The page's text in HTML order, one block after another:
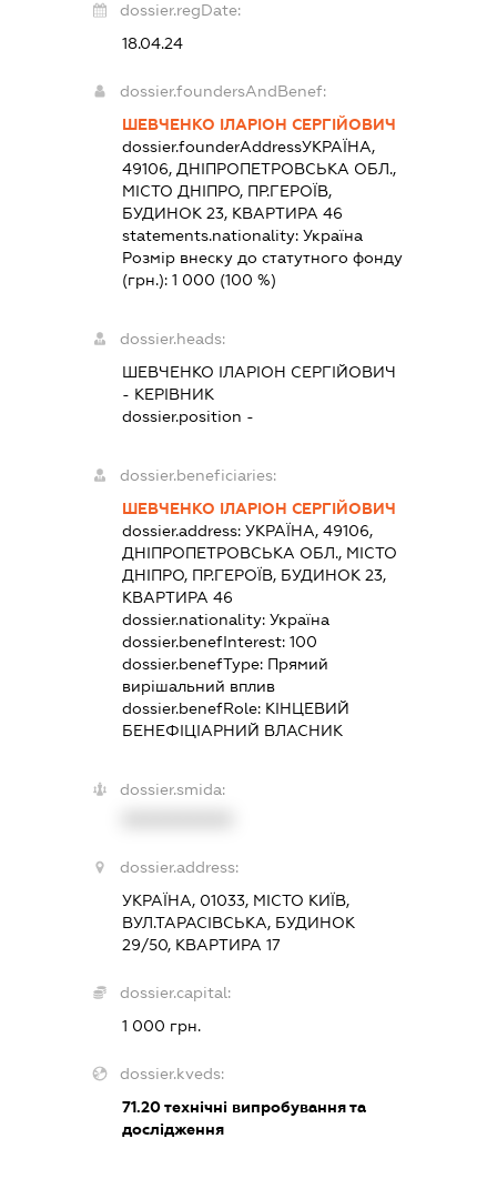
dossier.regDate:
18.04.24
dossier.foundersAndBenef:
ШЕВЧЕНКО ІЛАРІОН СЕРГІЙОВИЧ
dossier.founderAddressУКРАЇНА,
49106, ДНІПРОПЕТРОВСЬКА ОБЛ.,
МІСТО ДНІПРО, ПР.ГЕРОЇВ,
БУДИНОК 23, КВАРТИРА 46
statements.nationality: Україна
Розмір внеску до статутного фонду
(грн.): 1 000 (100 %)
dossier.heads:
ШЕВЧЕНКО ІЛАРІОН СЕРГІЙОВИЧ
- КЕРІВНИК
dossier.position -
dossier.beneficiaries:
ШЕВЧЕНКО ІЛАРІОН СЕРГІЙОВИЧ
dossier.address: УКРАЇНА, 49106,
ДНІПРОПЕТРОВСЬКА ОБЛ., МІСТО
ДНІПРО, ПР.ГЕРОЇВ, БУДИНОК 23,
КВАРТИРА 46
dossier.nationality: Україна
dossier.benefInterest: 100
dossier.benefType: Прямий
вирішальний вплив
dossier.benefRole: КІНЦЕВИЙ
БЕНЕФІЦІАРНИЙ ВЛАСНИК
dossier.smida:
dossier.address:
УКРАЇНА, 01033, МІСТО КИЇВ,
ВУЛ.ТАРАСІВСЬКА, БУДИНОК
29/50, КВАРТИРА 17
dossier.capital:
1 000 грн.
dossier.kveds:
71.20технічні випробування та
дослідження